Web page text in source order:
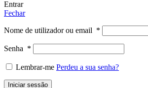
Entrar
Fechar
Nome de utilizador ou email *
Senha *
Lembrar-me Perdeu a sua senha?
Iniciar sessão